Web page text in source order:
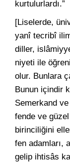
kurtulurlardı.”
[Liselerde,
yanî tecribî
diller,
niyeti ile
olur. Bunlara
Bunun içindir
Semerkand
fende ve
birinciliğini
fen adamları,
gelip ihtisâs